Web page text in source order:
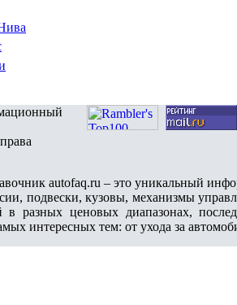
autofaq.ru – это уникальный
подвески, кузовы, механизмы
в разных ценовых диапазонах,
интересных тем: от ухода за